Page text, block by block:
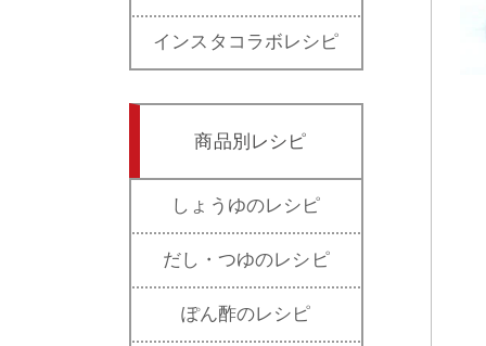
インスタコラボレシピ
商品別レシピ
しょうゆのレシピ
だし・つゆのレシピ
ぽん酢のレシピ